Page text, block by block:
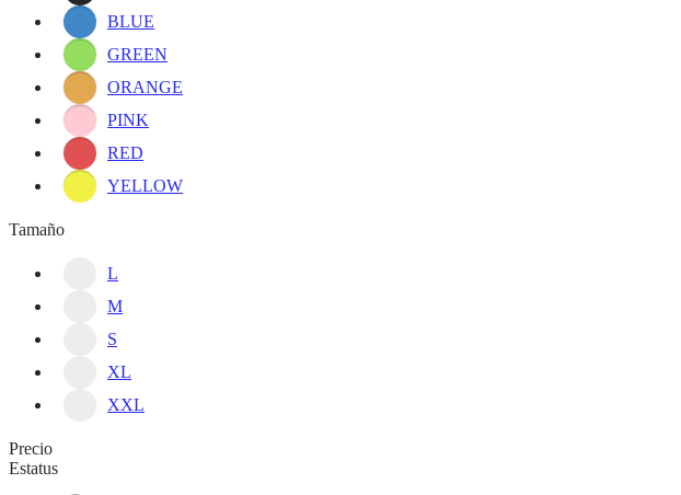
BLUE
GREEN
ORANGE
PINK
RED
YELLOW
Tamaño
L
M
S
XL
XXL
Precio
Estatus